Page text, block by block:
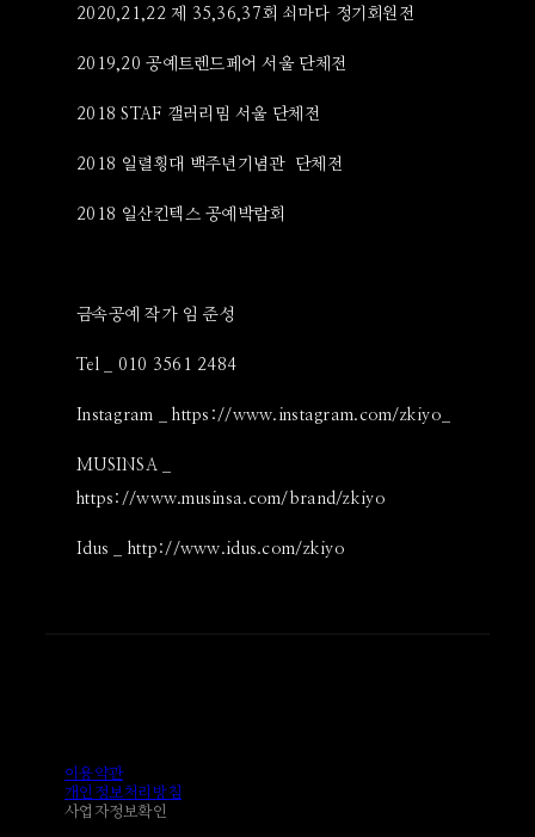
2020,21,22 제 35,36,37회 쇠마다 정기회원전
2019,20 공예트렌드페어 서울 단체전
2018 STAF 갤러리밈 서울 단체전
2018 일렬횡대 백주년기념관 단체전
2018 일산킨텍스 공예박람회
금속공예 작가 임 준성
Tel _ 010 3561 2484
Instagram _ https://www.instagram.com/zkiyo_
MUSINSA _
https://www.musinsa.com/brand/zkiyo
Idus _ http://www.idus.com/zkiyo
이용약관
개인정보처리방침
사업자정보확인